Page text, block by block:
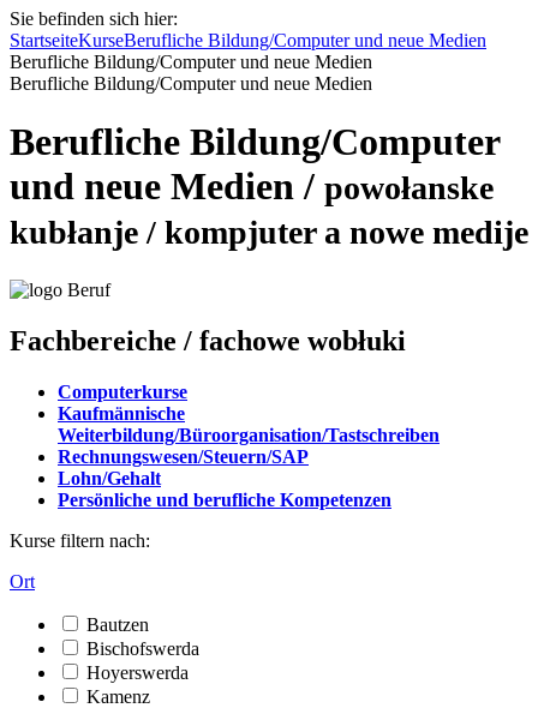
Sie befinden sich hier:
StartseiteKurseBerufliche Bildung/Computer und neue Medien
Berufliche Bildung/Computer und neue Medien
Berufliche Bildung/Computer und neue Medien
Berufliche Bildung/Computer
und neue Medien/ powołanske
kubłanje / kompjuter a nowe medije
Fachbereiche / fachowe wobłuki
Computerkurse
Kaufmännische
Weiterbildung/Büroorganisation/Tastschreiben
Rechnungswesen/Steuern/SAP
Lohn/Gehalt
Persönliche und berufliche Kompetenzen
Kurse filtern nach:
Ort
Bautzen
Bischofswerda
Hoyerswerda
Kamenz